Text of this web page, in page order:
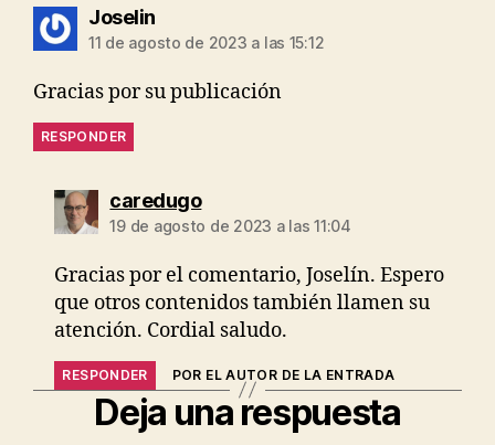
Joselin
11 de agosto de 2023 a las 15:12
Gracias por su publicación
RESPONDER
caredugo
19 de agosto de 2023 a las 11:04
Gracias por el comentario, Joselín. Espero
que otros contenidos también llamen su
atención. Cordial saludo.
RESPONDER POR EL AUTOR DE LA ENTRADA
Deja una respuesta